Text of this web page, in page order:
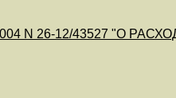
N 26-12/43527 "О